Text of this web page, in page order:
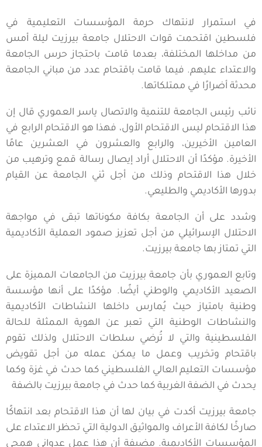
في استمرار لانتهاك حرمة المؤسسات التعليمية في
فلسطين اقتحمت قوات الاحتلال جامعة بيرزيت ليلة أمس
من مداخلها المختلفة، بعدما قامت باحتجاز حرس الجامعة
والاعتداء عليهم. فيما قامت باقتحام عدد من مباني الجامعة
محدثة أضرارًا في ممتلكاتها.
نائب رئيس الجامعة للتنمية والاتصال ياسر العموري قال إن
هذا الاقتحام ليس الاقتحام الأول، فهذا هو الاقتحام الرابع في
العامين الأخيرين، والرابع والعشرون في العشرين عامًا
الأخيرة. مؤكدًا أن الاحتلال أراد إيصال رسالة قمع وترهيب من
خلال هذا الاقتحام وذلك من أجل ثني الجامعة عن القيام
بدورها الأكاديمي والطليعي.
وشدد على أن الجامعة بكافة مكوناتها تبقى في مواجهة
الاحتلال الإسرائيلي من أجل تعزيز صمود العملية الأكاديمية
التي تمتاز بها جامعة بيرزيت.
وتابع العموري بأن جامعة بيرزيت من الجامعات المميزة على
الصعيد الأكاديمي والوطني أيضًا. مؤكدًا على أنها مؤسسة
وطنية بامتياز حيث يُمارس داخلها النشاطات الأكاديمية
والنشاطات الوطنية التي تعبر عن الهوية الممثلة للحالة
الفلسطينية والتي لا تُرضي سلطات الاحتلال ولذلك تقوم
باقتحام وتخريب وعمل ما يمكن عمله من أجل تقويض
مؤسسات التعليم العالي الفلسطيني كما حدث في غزة وكما
يحدث في الضفة الغربية كما حدث في جامعة بيرزيت بالضفة
جامعة بيرزيت أكدت في بيان لها أن هذا الاقتحام بعد انتهاكًا
صارخًا لكافة الأعراف والمواثيق الدولية التي تحظر الاعتداء على
المؤسسات الأكاديمية. مضيفة أن هذا عمل عدواني همجي